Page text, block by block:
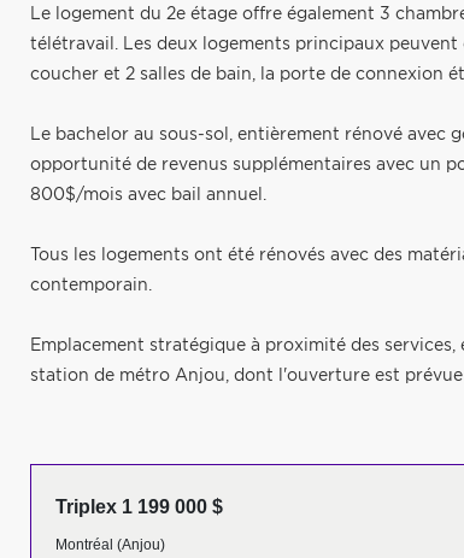
Le logement du 2e étage offre également 3
télétravail. Les deux logements principaux
coucher et 2 salles de bain, la porte de connexion
Le bachelor au sous-sol, entièrement rénové avec
opportunité de revenus supplémentaires avec un
800$/mois avec bail annuel.
Tous les logements ont été rénovés avec des
contemporain.
Emplacement stratégique à proximité des
station de métro Anjou, dont l'ouverture est
Triplex 1 199 000 $
Montréal (Anjou)